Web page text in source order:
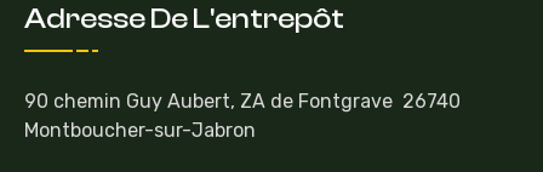
Adresse De L'entrepôt
90 chemin Guy Aubert, ZA de Fontgrave 26740
Montboucher-sur-Jabron